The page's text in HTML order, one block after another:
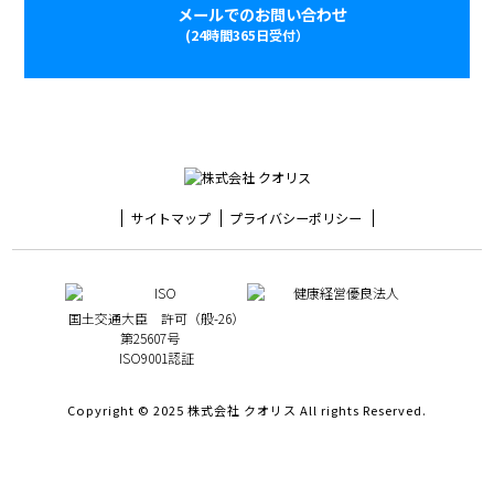
メールでのお問い合わせ
(24時間365日受付）
サイトマップ プライバシーポリシー
国土交通大臣 許可（般-26）
第25607号
ISO9001認証
Copyright © 2025 株式会社 クオリス All rights Reserved.